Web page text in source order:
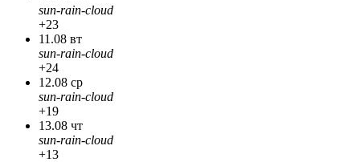
sun-rain-cloud
+23
11.08 вт
sun-rain-cloud
+24
12.08 ср
sun-rain-cloud
+19
13.08 чт
sun-rain-cloud
+13